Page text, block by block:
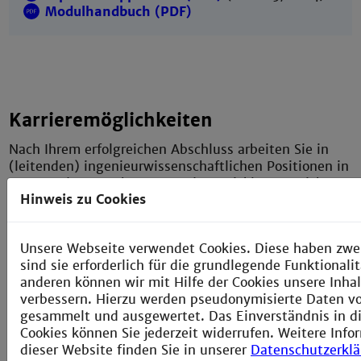
Modulhandbuch (PDF)
Karrieremöglichkeiten
Nach Ihrem erfolgreichen Abschluss arbeiten Sie in
(leitenden) ingenieurwissenschaftlichen Positionen in
spannenden Forschungs- und Entwicklungsprojekten
der technischen Informatik in beispielsweise
Industrial Internet of Thing (IIoT)
Hardwarenahe Softwareentwicklung (Embedded
Systems)
IT-Sicherheit für vernetzte Geräte
Hinweis zu Cookies
Unsere Webseite verwendet Cookies. Diese haben
sind sie erforderlich für die grundlegende
anderen können wir mit Hilfe der Cookies unsere
verbessern. Hierzu werden pseudonymisierte Daten
gesammelt und ausgewertet. Das Einverständnis in
Cookies können Sie jederzeit widerrufen. Weitere
dieser Website finden Sie in unserer